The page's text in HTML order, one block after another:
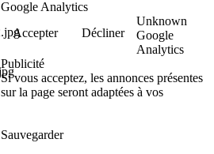
Google Analytics
Accepter
Décliner
Unknown
Google
Analytics
Publicité
Si vous acceptez, les annonces présentes
sur la page seront adaptées à vos
Sauvegarder